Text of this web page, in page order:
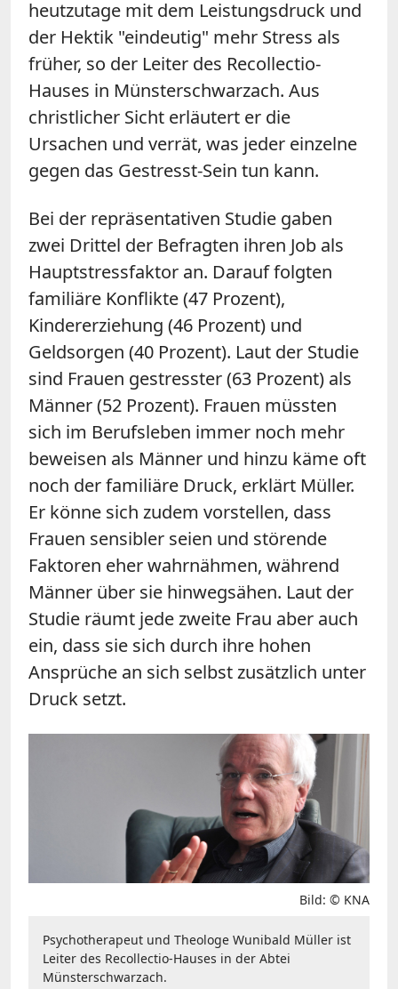
heutzutage mit dem Leistungsdruck und
der Hektik "eindeutig" mehr Stress als
früher, so der Leiter des Recollectio-
Hauses in Münsterschwarzach. Aus
christlicher Sicht erläutert er die
Ursachen und verrät, was jeder einzelne
gegen das Gestresst-Sein tun kann.
Bei der repräsentativen Studie gaben
zwei Drittel der Befragten ihren Job als
Hauptstressfaktor an. Darauf folgten
familiäre Konflikte (47 Prozent),
Kindererziehung (46 Prozent) und
Geldsorgen (40 Prozent). Laut der Studie
sind Frauen gestresster (63 Prozent) als
Männer (52 Prozent). Frauen müssten
sich im Berufsleben immer noch mehr
beweisen als Männer und hinzu käme oft
noch der familiäre Druck, erklärt Müller.
Er könne sich zudem vorstellen, dass
Frauen sensibler seien und störende
Faktoren eher wahrnähmen, während
Männer über sie hinwegsähen. Laut der
Studie räumt jede zweite Frau aber auch
ein, dass sie sich durch ihre hohen
Ansprüche an sich selbst zusätzlich unter
Druck setzt.
Bild: © KNA
Psychotherapeut und Theologe Wunibald Müller ist
Leiter des Recollectio-Hauses in der Abtei
Münsterschwarzach.